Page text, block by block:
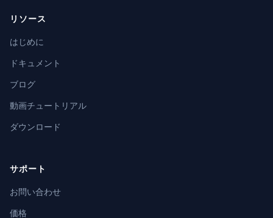
リソース
はじめに
ドキュメント
ブログ
動画チュートリアル
ダウンロード
サポート
お問い合わせ
価格